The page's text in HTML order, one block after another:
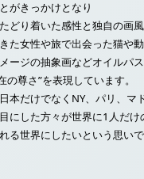
がきっかけとなり
どり着いた感性と独自の画
た女性や旅で出会った猫や
ージの抽象画などオイルパ
の尊さ”を表現しています。
本だけでなくNY、パリ、マ
にした方々が世界に1人だ
る世界にしたいという思いで